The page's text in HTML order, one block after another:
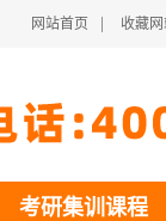
网站首页 收藏
考研集训课程